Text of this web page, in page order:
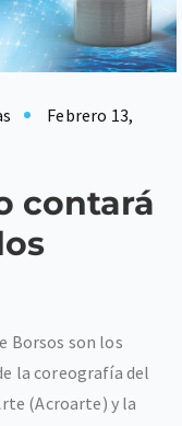
Febrero 13,
contará
Borsos son los
la coreografía del
(Acroarte) y la